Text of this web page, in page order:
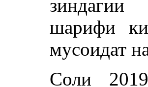
шарифи
мусоидат
Соли